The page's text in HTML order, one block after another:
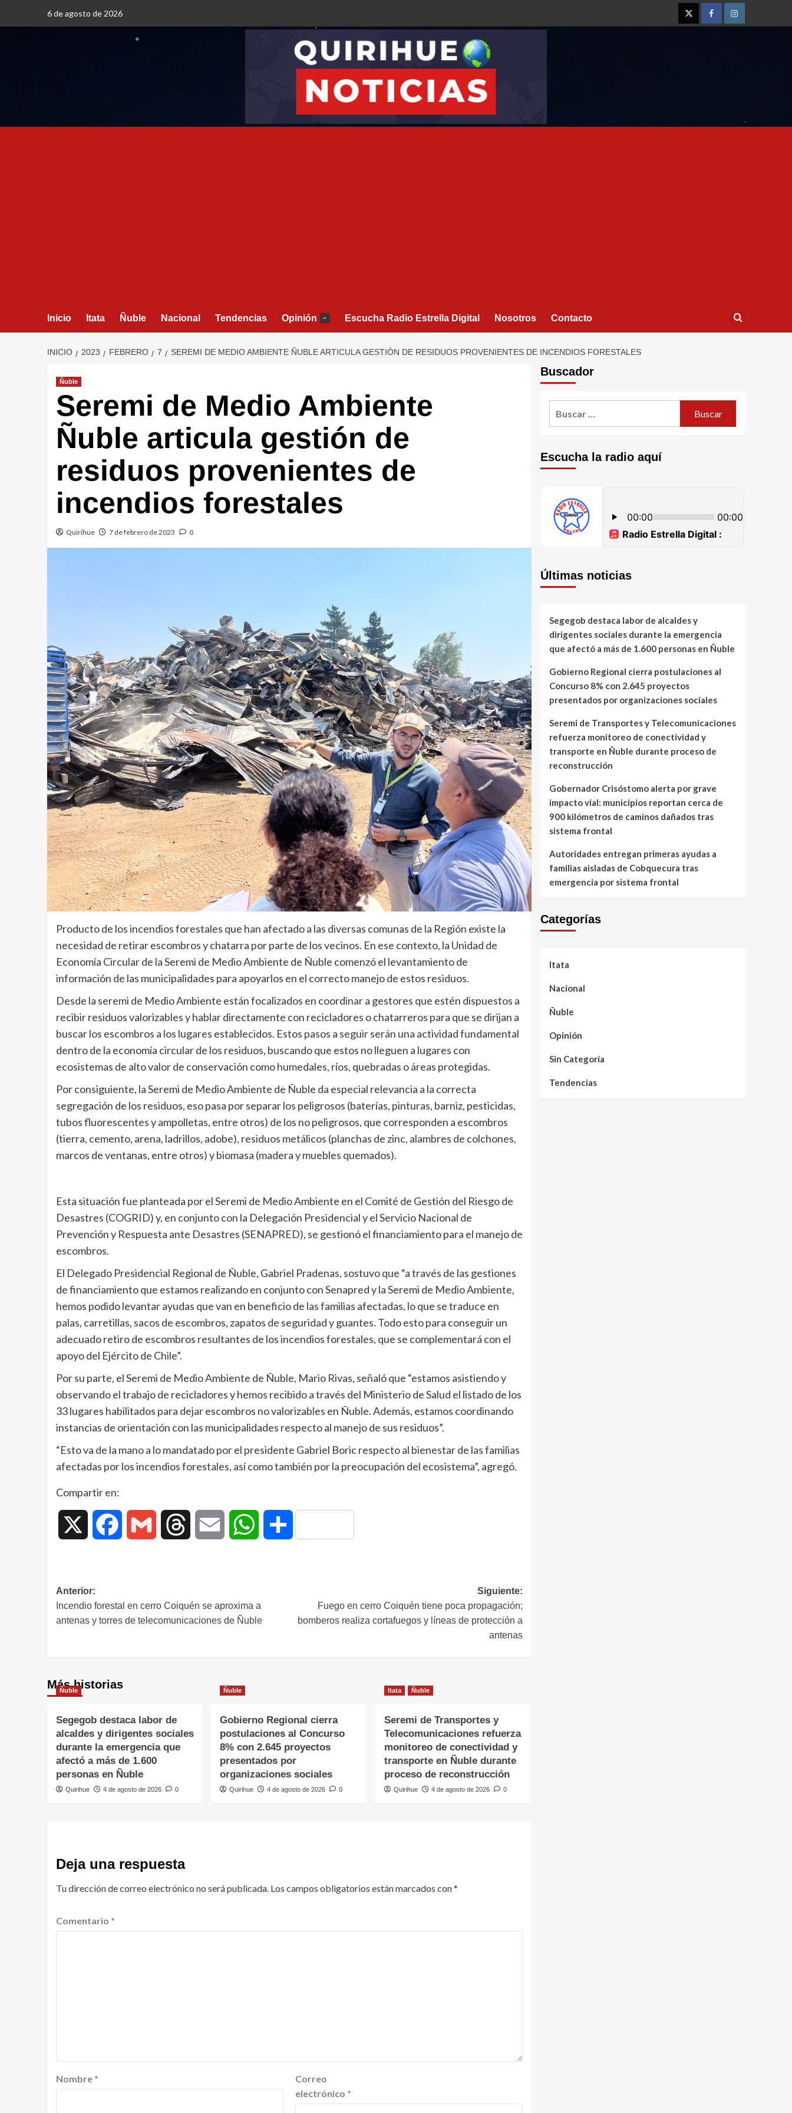
6 de agosto de 2026
Inicio Itata Ñuble Nacional Tendencias Opinión – Escucha Radio Estrella Digital Nosotros Contacto
INICIO 2023 FEBRERO 7 SEREMI DE MEDIO AMBIENTE ÑUBLE ARTICULA GESTIÓN DE RESIDUOS PROVENIENTES DE INCENDIOS FORESTALES
Ñuble
Seremi de Medio Ambiente
Ñuble articula gestión de
residuos provenientes de
incendios forestales
Quirihue 7 de febrero de 2023 0
Producto de los incendios forestales que han afectado a las diversas comunas de la Región existe la
necesidad de retirar escombros y chatarra por parte de los vecinos. En ese contexto, la Unidad de
Economía Circular de la Seremi de Medio Ambiente de Ñuble comenzó el levantamiento de
información de las municipalidades para apoyarlos en el correcto manejo de estos residuos.
Desde la seremi de Medio Ambiente están focalizados en coordinar a gestores que estén dispuestos a
recibir residuos valorizables y hablar directamente con recicladores o chatarreros para que se dirijan a
buscar los escombros a los lugares establecidos. Estos pasos a seguir serán una actividad fundamental
dentro de la economía circular de los residuos, buscando que estos no lleguen a lugares con
ecosistemas de alto valor de conservación como humedales, ríos, quebradas o áreas protegidas.
Por consiguiente, la Seremi de Medio Ambiente de Ñuble da especial relevancia a la correcta
segregación de los residuos, eso pasa por separar los peligrosos (baterías, pinturas, barniz, pesticidas,
tubos fluorescentes y ampolletas, entre otros) de los no peligrosos, que corresponden a escombros
(tierra, cemento, arena, ladrillos, adobe), residuos metálicos (planchas de zinc, alambres de colchones,
marcos de ventanas, entre otros) y biomasa (madera y muebles quemados).
Esta situación fue planteada por el Seremi de Medio Ambiente en el Comité de Gestión del Riesgo de
Desastres (COGRID) y, en conjunto con la Delegación Presidencial y el Servicio Nacional de
Prevención y Respuesta ante Desastres (SENAPRED), se gestionó el financiamiento para el manejo de
escombros.
El Delegado Presidencial Regional de Ñuble, Gabriel Pradenas, sostuvo que “a través de las gestiones
de financiamiento que estamos realizando en conjunto con Senapred y la Seremi de Medio Ambiente,
hemos podido levantar ayudas que van en beneficio de las familias afectadas, lo que se traduce en
palas, carretillas, sacos de escombros, zapatos de seguridad y guantes. Todo esto para conseguir un
adecuado retiro de escombros resultantes de los incendios forestales, que se complementará con el
apoyo del Ejército de Chile”.
Por su parte, el Seremi de Medio Ambiente de Ñuble, Mario Rivas, señaló que “estamos asistiendo y
observando el trabajo de recicladores y hemos recibido a través del Ministerio de Salud el listado de los
33 lugares habilitados para dejar escombros no valorizables en Ñuble. Además, estamos coordinando
instancias de orientación con las municipalidades respecto al manejo de sus residuos”.
“Esto va de la mano a lo mandatado por el presidente Gabriel Boric respecto al bienestar de las familias
afectadas por los incendios forestales, así como también por la preocupación del ecosistema”, agregó.
Compartir en:
Facebook Gmail Threads Email WhatsAppCompartir
Anterior:
Incendio forestal en cerro Coiquén se aproxima a
antenas y torres de telecomunicaciones de Ñuble
Siguiente:
Fuego en cerro Coiquén tiene poca propagación;
bomberos realiza cortafuegos y líneas de protección a
antenas
Más historias
Ñuble
Segegob destaca labor de
alcaldes y dirigentes sociales
durante la emergencia que
afectó a más de 1.600
personas en Ñuble
Quirihue 4 de agosto de 2026 0
Ñuble
Gobierno Regional cierra
postulaciones al Concurso
8% con 2.645 proyectos
presentados por
organizaciones sociales
Quirihue 4 de agosto de 2026 0
Itata Ñuble
Seremi de Transportes y
Telecomunicaciones refuerza
monitoreo de conectividad y
transporte en Ñuble durante
proceso de reconstrucción
Quirihue 4 de agosto de 2026 0
Deja una respuesta
Tu dirección de correo electrónico no será publicada. Los campos obligatorios están marcados con*
Comentario *
Nombre *
Correo
electrónico *
Buscador
Escucha la radio aquí
Últimas noticias
Segegob destaca labor de alcaldes y
dirigentes sociales durante la emergencia
que afectó a más de 1.600 personas en Ñuble
Gobierno Regional cierra postulaciones al
Concurso 8% con 2.645 proyectos
presentados por organizaciones sociales
Seremi de Transportes y Telecomunicaciones
refuerza monitoreo de conectividad y
transporte en Ñuble durante proceso de
reconstrucción
Gobernador Crisóstomo alerta por grave
impacto vial: municipios reportan cerca de
900 kilómetros de caminos dañados tras
sistema frontal
Autoridades entregan primeras ayudas a
familias aisladas de Cobquecura tras
emergencia por sistema frontal
Categorías
Itata
Nacional
Ñuble
Opinión
Sin Categoría
Tendencias